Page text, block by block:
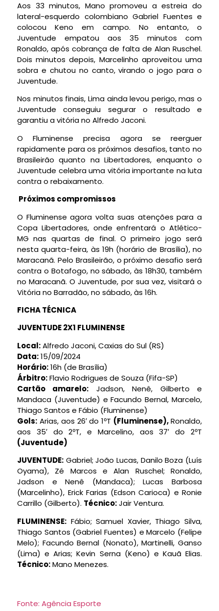
Aos 33 minutos, Mano promoveu a estreia do
lateral-esquerdo colombiano Gabriel Fuentes e
colocou Keno em campo. No entanto, o
Juventude empatou aos 35 minutos com
Ronaldo, após cobrança de falta de Alan Ruschel.
Dois minutos depois, Marcelinho aproveitou uma
sobra e chutou no canto, virando o jogo para o
Juventude.
Nos minutos finais, Lima ainda levou perigo, mas o
Juventude conseguiu segurar o resultado e
garantiu a vitória no Alfredo Jaconi.
O Fluminense precisa agora se reerguer
rapidamente para os próximos desafios, tanto no
Brasileirão quanto na Libertadores, enquanto o
Juventude celebra uma vitória importante na luta
contra o rebaixamento.
Próximos compromissos
O Fluminense agora volta suas atenções para a
Copa Libertadores, onde enfrentará o Atlético-
MG nas quartas de final. O primeiro jogo será
nesta quarta-feira, às 19h (horário de Brasília), no
Maracanã. Pelo Brasileirão, o próximo desafio será
contra o Botafogo, no sábado, às 18h30, também
no Maracanã. O Juventude, por sua vez, visitará o
Vitória no Barradão, no sábado, às 16h.
FICHA TÉCNICA
JUVENTUDE 2X1 FLUMINENSE
Local:Alfredo Jaconi, Caxias do Sul (RS)
Data:15/09/2024
Horário:16h (de Brasília)
Árbitro:Flavio Rodrigues de Souza (Fifa-SP)
Cartão amarelo: Jadson, Nenê, Gilberto e
Mandaca (Juventude) e Facundo Bernal, Marcelo,
Thiago Santos e Fábio (Fluminense)
Gols: Arias, aos 26′ do 1ºT (Fluminense),Ronaldo,
aos 35′ do 2ºT, e Marcelino, aos 37′ do 2ºT
(Juventude)
JUVENTUDE: Gabriel; João Lucas, Danilo Boza (Luís
Oyama), Zé Marcos e Alan Ruschel; Ronaldo,
Jadson e Nenê (Mandaca); Lucas Barbosa
(Marcelinho), Erick Farias (Edson Carioca) e Ronie
Carrillo (Gilberto). Técnico:Jair Ventura.
FLUMINENSE: Fábio; Samuel Xavier, Thiago Silva,
Thiago Santos (Gabriel Fuentes) e Marcelo (Felipe
Melo); Facundo Bernal (Nonato), Martinelli, Ganso
(Lima) e Arias; Kevin Serna (Keno) e Kauã Elias.
Técnico:Mano Menezes.
Fonte: Agência Esporte